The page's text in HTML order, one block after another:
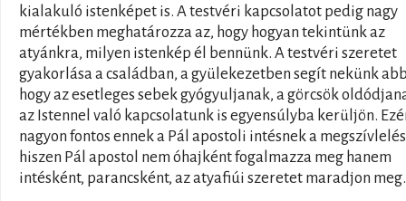
kialakuló istenképet is. A testvéri kapcsolatot pedig nagy
mértékben meghatározza az, hogy hogyan tekintünk az
atyánkra, milyen istenkép él bennünk. A testvéri szeretet
gyakorlása a családban, a gyülekezetben segít nekünk
hogy az esetleges sebek gyógyuljanak, a görcsök
az Istennel való kapcsolatunk is egyensúlyba kerüljön.
nagyon fontos ennek a Pál apostoli intésnek a
hiszen Pál apostol nem óhajként fogalmazza meg hanem
intésként, parancsként, az atyafiúi szeretet maradjon meg.